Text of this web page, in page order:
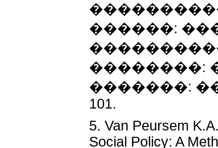
������:
��������:
�������:
101.
5. Van Peursem
Social Policy: A